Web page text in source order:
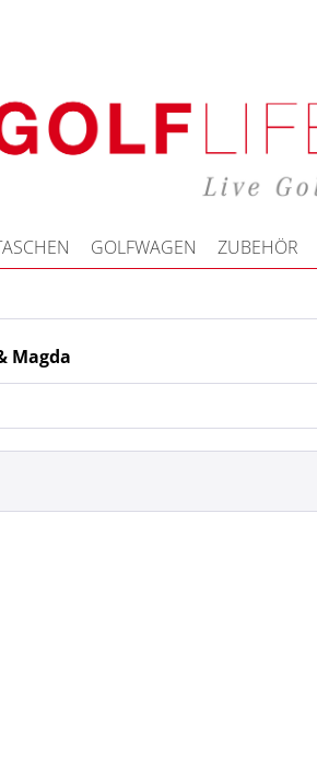
GOLFWAGEN ZUBEHÖR
Magda